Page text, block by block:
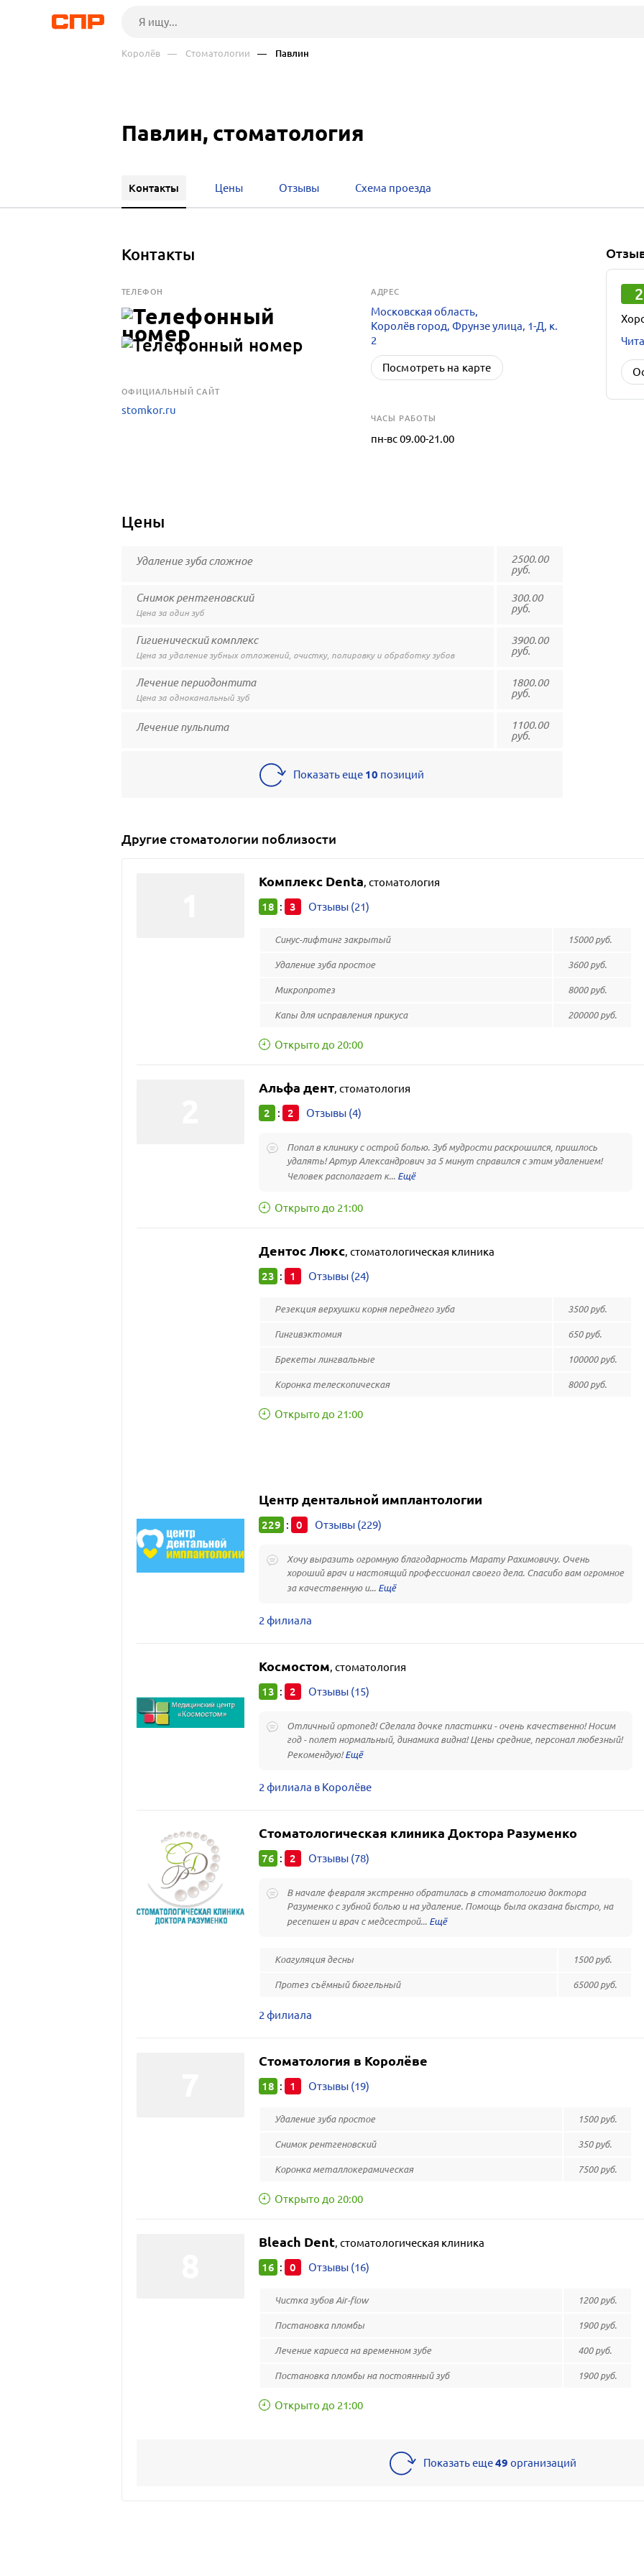
Королёв — Стоматологии — Павлин
Павлин, стоматология
Контакты Цены Отзывы Схема проезда
Контакты
ТЕЛЕФОН
OФИЦИАЛЬНЫЙ САЙТ
stomkor.ru
АДРЕС
Московская область,
Королёв город, Фрунзе улица, 1-Д, к.
2
Посмотреть на карте
ЧАСЫ РАБОТЫ
пн-вс 09.00-21.00
Цены
Удаление зуба сложное
2500.00
руб.
Снимок рентгеновский
Цена за один зуб
300.00
руб.
Гигиенический комплекс
Цена за удаление зубных отложений, очистку, полировку и обработку зубов
3900.00
руб.
Лечение периодонтита
Цена за одноканальный зуб
1800.00
руб.
Лечение пульпита
1100.00
руб.
Показать еще 10 позиций
Другиестоматологии поблизости
Комплекс Denta, стоматология
18 : 3 Отзывы (21)
Синус-лифтинг закрытый 15000 руб.
Удаление зуба простое 3600 руб.
Микропротез 8000 руб.
Капы для исправления прикуса 200000 руб.
Открыто до 20:00
Альфа дент, стоматология
2 : 2 Отзывы (4)
Попал в клинику с острой болью. Зуб мудрости раскрошился, пришлось
удалять! Артур Александрович за 5 минут справился с этим удалением!
Человек располагает к...
Открыто до 21:00
Дентос Люкс, стоматологическая клиника
23 : 1 Отзывы (24)
Резекция верхушки корня переднего зуба 3500 руб.
Гингивэктомия 650 руб.
Брекеты лингвальные 100000 руб.
Коронка телескопическая 8000 руб.
Открыто до 21:00
Центр дентальной имплантологии
229 : 0 Отзывы (229)
Хочу выразить огромную благодарность Марату Рахимовичу. Очень
хороший врач и настоящий профессионал своего дела. Спасибо вам огромное
за качественную и...
2 филиала
Космостом, стоматология
13 : 2 Отзывы (15)
Отличный ортопед! Сделала дочке пластинки - очень качественно! Носим
год - полет нормальный, динамика видна! Цены средние, персонал любезный!
Рекомендую!
2 филиала в Королёве
Стоматологическая клиника Доктора Разуменко
76 : 2 Отзывы (78)
В начале февраля экстренно обратилась в стоматологию доктора
Разуменко с зубной болью и на удаление. Помощь была оказана быстро, на
ресепшен и врач с медсестрой...
Коагуляция десны 1500 руб.
Протез съёмный бюгельный 65000 руб.
2 филиала
Стоматология в Королёве
18 : 1 Отзывы (19)
Удаление зуба простое 1500 руб.
Снимок рентгеновский 350 руб.
Коронка металлокерамическая 7500 руб.
Открыто до 20:00
Bleach Dent, стоматологическая клиника
16 : 0 Отзывы (16)
Чистка зубов Air-flow 1200 руб.
Постановка пломбы 1900 руб.
Лечение кариеса на временном зубе 400 руб.
Постановка пломбы на постоянный зуб 1900 руб.
Открыто до 21:00
Показать еще49 организаций